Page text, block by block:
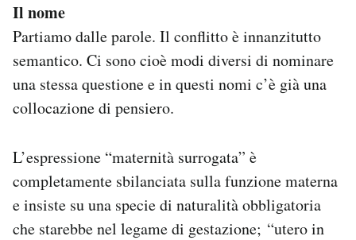
Il nome
Partiamo dalle parole. Il conflitto è innanzitutto
semantico. Ci sono cioè modi diversi di nominare
una stessa questione e in questi nomi c’è già una
collocazione di pensiero.
L’espressione “maternità surrogata” è
completamente sbilanciata sulla funzione materna
e insiste su una specie di naturalità obbligatoria
che starebbe nel legame di gestazione; “utero in